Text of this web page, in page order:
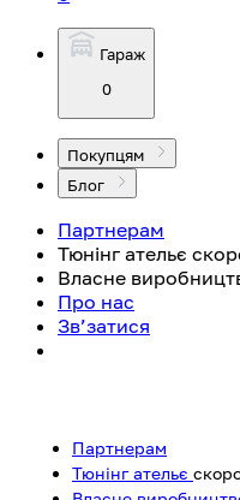
Гараж
0
Покупцям
Блог
Партнерам
Тюнінг ательє
Власне
Про нас
Зв’затися
Партнерам
Тюнінг ательє